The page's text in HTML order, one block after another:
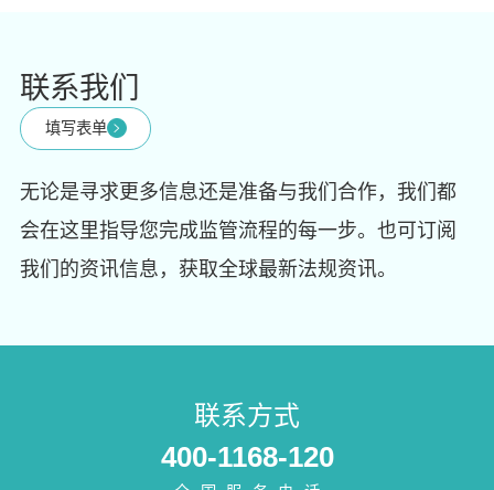
联系我们
填写表单
无论是寻求更多信息还是准备与我们合作，我们都
会在这里指导您完成监管流程的每一步。也可订阅
我们的资讯信息，获取全球最新法规资讯。
联系方式
400-1168-120